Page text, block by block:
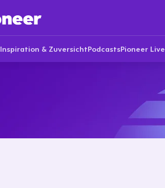
Inspiration & ZuversichtPodcastsPioneer Live